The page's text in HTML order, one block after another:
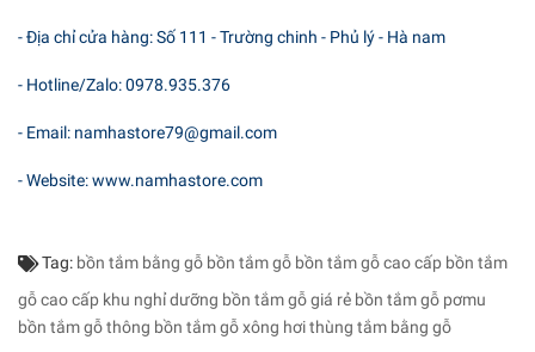
- Địa chỉ cửa hàng: Số 111 - Trường chinh - Phủ lý - Hà nam
- Hotline/Zalo: 0978.935.376
- Email: namhastore79@gmail.com
- Website: www.namhastore.com
Tag: bồn tắm bằng gỗ bồn tắm gỗ bồn tắm gỗ cao cấp bồn tắm
gỗ cao cấp khu nghỉ dưỡng bồn tắm gỗ giá rẻ bồn tắm gỗ pơmu
bồn tắm gỗ thông bồn tắm gỗ xông hơithùng tắm bằng gỗ